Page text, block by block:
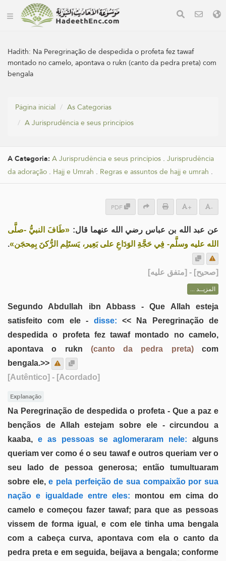
Hadith: Na Peregrinação de despedida o profeta fez tawaf
montado no camelo, apontava o rukn (canto da pedra preta) com
bengala
Página inicial
As Categorias
A Jurisprudência e seus princípios
A Categoria: A Jurisprudência e seus princípios . Jurisprudência
da adoração . Hajj e Umrah . Regras e assuntos de hajj e umrah .
PDF + -
عن عبد الله بن عباس رضي الله عنهما قال: «طَافَ النبيُّ -صلَّى
الله عليه وسلَّم- فِي حَجَّةِ الوَدَاعِ على بَعِير، يَستَلِم الرُّكنَ بِمِحجَن».
[صحيح] - [متفق عليه]
المزيــد ...
Segundo Abdullah ibn Abbass - Que Allah esteja
satisfeito com ele - disse: << Na Peregrinação de
despedida o profeta fez tawaf montado no camelo,
apontava o rukn (canto da pedra preta)com
bengala.>>
[Autêntico] - [Acordado]
Explanação
Na Peregrinação de despedida o profeta - Que a paz e
bençãos de Allah estejam sobre ele - circundou a
kaaba, e as pessoas se aglomeraram nele: alguns
queriam ver como é o seu tawaf e outros queriam ver o
seu lado de pessoa generosa; então tumultuaram
sobre ele,e pela perfeição de sua compaixão por sua
nação e igualdade entre eles: montou em cima do
camelo e começou fazer tawaf; para que as pessoas
vissem de forma igual, e com ele tinha uma bengala
com a cabeça curva, apontava com ela o canto da
pedra preta e em seguida, beijava a bengala; conforme